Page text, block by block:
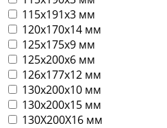
115х191х3 мм
120х170х14 мм
125х175х9 мм
125х200х6 мм
126х177х12 мм
130х200х10 мм
130х200х15 мм
130Х200Х16 мм